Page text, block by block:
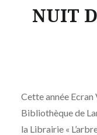
NUIT
Cette année
Bibliothèque de
la Librairie «